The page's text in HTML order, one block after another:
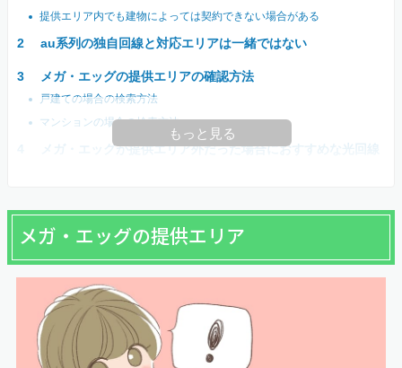
提供エリア内でも建物によっては契約できない場合がある
au系列の独自回線と対応エリアは一緒ではない
メガ・エッグの提供エリアの確認方法
戸建ての場合の検索方法
マンションの場合の検索方法
メガ・エッグが提供エリア外だった場合におすすめな光回線
もっと見る
メガ・エッグの提供エリア